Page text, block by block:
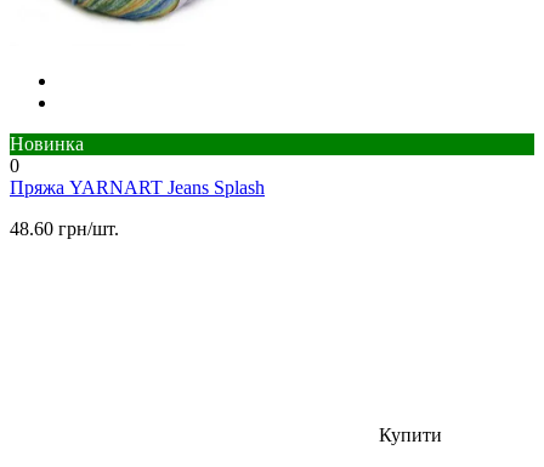
Новинка
0
Пряжа YARNART Jeans Splash
48.60 грн/шт.
Купити